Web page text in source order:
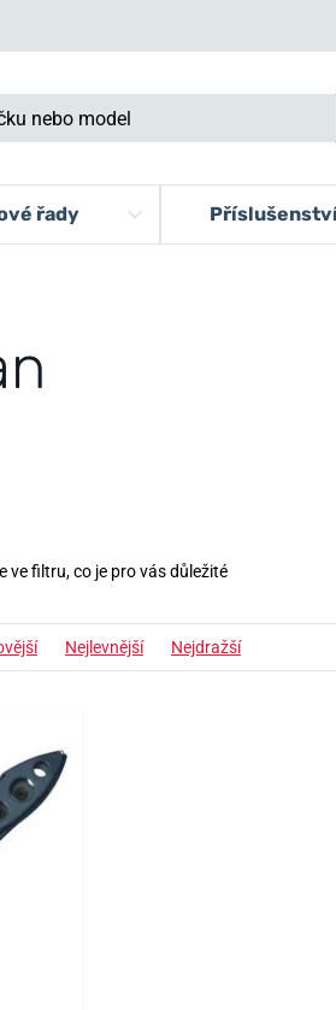
řady
ve filtru, co je pro vás důležité
Nejlevnější Nejdražší